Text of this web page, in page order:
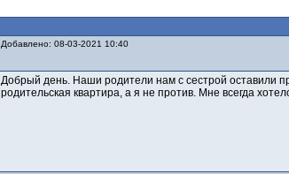
Добавлено: 08-03-2021 10:40
Добрый день. Наши родители нам с сестрой оставили
родительская квартира, а я не против. Мне всегда